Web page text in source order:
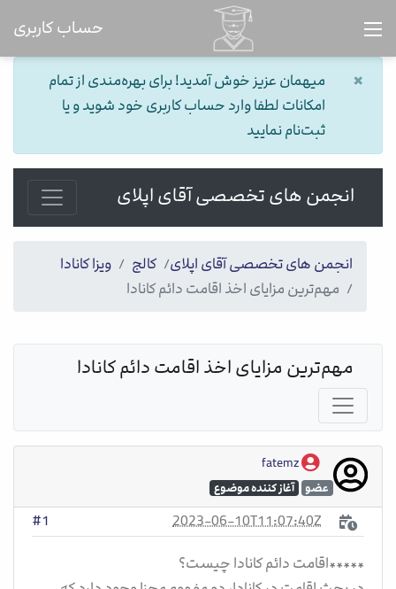
حساب کاربری
میهمان عزیز خوش آمدید! برای بهره‌مندی از تمام
امکانات لطفا وارد حساب کاربری خود شوید و یا
ثبت‌نام نمایید
×
انجمن های تخصصی آقای اپلای
انجمن های تخصصی آقای اپلای کالج
ویزا کانادا
مهم‌ترین مزایای اخذ اقامت دائم کانادا
مهم‌ترین مزایای اخذ اقامت دائم کانادا
fatemz
عضو آغاز کننده موضوع
2023-06-10T11:07:40Z
#1
*****اقامت دائم کانادا چیست؟